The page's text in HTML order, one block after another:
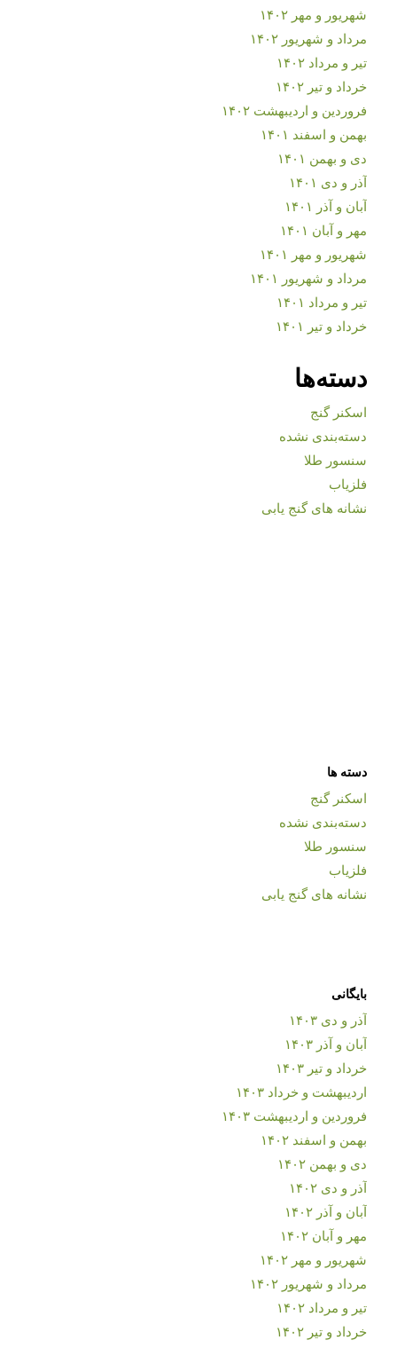
شهریور و مهر ۱۴۰۲
مرداد و شهریور ۱۴۰۲
تیر و مرداد ۱۴۰۲
خرداد و تیر ۱۴۰۲
فروردین و اردیبهشت ۱۴۰۲
بهمن و اسفند ۱۴۰۱
دی و بهمن ۱۴۰۱
آذر و دی ۱۴۰۱
آبان و آذر ۱۴۰۱
مهر و آبان ۱۴۰۱
شهریور و مهر ۱۴۰۱
مرداد و شهریور ۱۴۰۱
تیر و مرداد ۱۴۰۱
خرداد و تیر ۱۴۰۱
دسته‌ها
اسکنر گنج
دسته‌بندی نشده
سنسور طلا
فلزیاب
نشانه های گنج یابی
دسته ها
اسکنر گنج
دسته‌بندی نشده
سنسور طلا
فلزیاب
نشانه های گنج یابی
بایگانی
آذر و دی ۱۴۰۳
آبان و آذر ۱۴۰۳
خرداد و تیر ۱۴۰۳
اردیبهشت و خرداد ۱۴۰۳
فروردین و اردیبهشت ۱۴۰۳
بهمن و اسفند ۱۴۰۲
دی و بهمن ۱۴۰۲
آذر و دی ۱۴۰۲
آبان و آذر ۱۴۰۲
مهر و آبان ۱۴۰۲
شهریور و مهر ۱۴۰۲
مرداد و شهریور ۱۴۰۲
تیر و مرداد ۱۴۰۲
خرداد و تیر ۱۴۰۲